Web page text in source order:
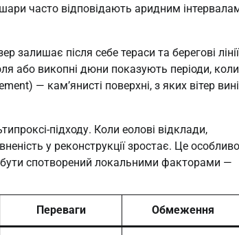
часто відповідають аридним
після себе тераси та берегові
або викопні дюни показують періоди, коли
— кам’янисті поверхні, з яких вітер
підходу. Коли еолові відклади,
у реконструкції зростає. Це особливо
спотворений локальними факторами —
Переваги Обмеження